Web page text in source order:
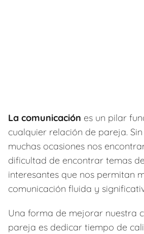
La comunicación es un pilar
cualquier relación de pareja.
muchas ocasiones nos
dificultad de encontrar temas
interesantes que nos permitan
comunicación fluida y
Una forma de mejorar nuestra
pareja es dedicar tiempo de